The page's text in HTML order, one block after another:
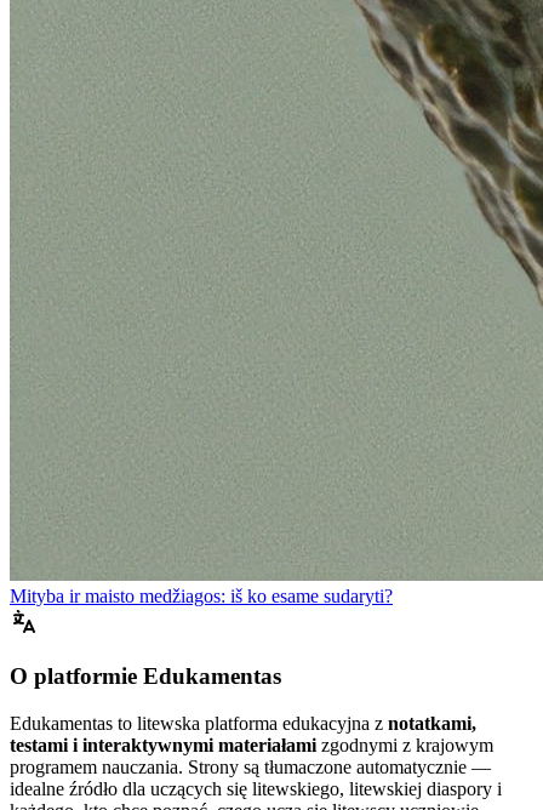
Mityba ir maisto medžiagos: iš ko esame sudaryti?
O platformie Edukamentas
Edukamentas to litewska platforma edukacyjna z notatkami,
testami i interaktywnymi materiałami zgodnymi z krajowym
programem nauczania. Strony są tłumaczone automatycznie —
idealne źródło dla uczących się litewskiego, litewskiej diaspory i